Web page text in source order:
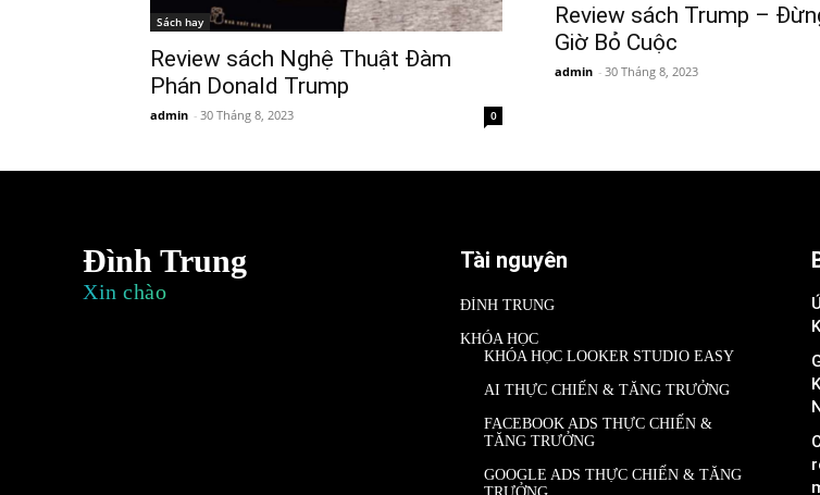
Sách hay
Review sách Nghệ Thuật Đàm
Phán Donald Trump
admin - 30 Tháng 8, 2023 0
Review sách Trump –
Giờ Bỏ Cuộc
admin - 30 Tháng 8, 2023
Đình Trung
Xin chào
Tài nguyên
ĐÌNH TRUNG
KHÓA HỌC
KHÓA HỌC LOOKER STUDIO EASY
AI THỰC CHIẾN & TĂNG TRƯỞNG
FACEBOOK ADS THỰC CHIẾN &
TĂNG TRƯỞNG
GOOGLE ADS THỰC CHIẾN & TĂNG